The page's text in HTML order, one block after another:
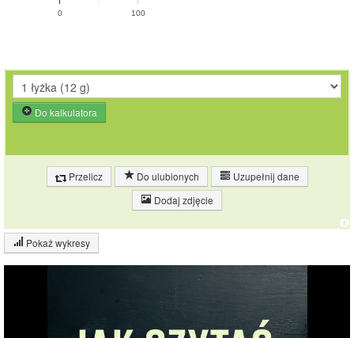
0 100
Do kalkulatora
Przelicz Do ulubionych
Uzupełnij dane
Dodaj zdjęcie
Pokaż wykresy
Wykres składu produktu